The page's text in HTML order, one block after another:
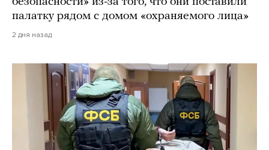
палатку рядом с домом «охраняемого лица»
2 дня назад